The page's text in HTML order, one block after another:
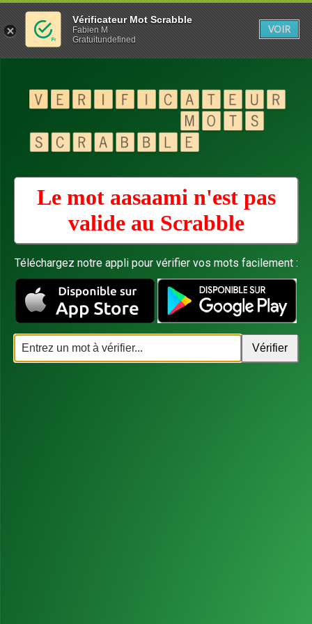
Le mot aasaami n'est pas
valide au Scrabble
Téléchargez notre appli pour vérifier vos mots facilement :
Vérificateur Mot Scrabble
Fabien M
Gratuitundefined
VOIR